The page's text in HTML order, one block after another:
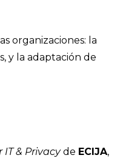
organizaciones: la
y la adaptación de
IT & Privacyde ECIJA,